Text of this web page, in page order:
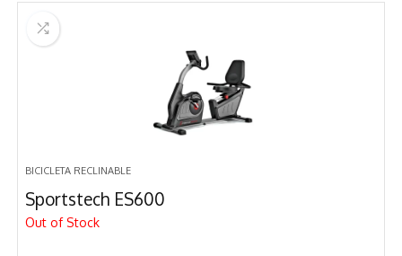
BICICLETA RECLINABLE
Sportstech ES600
Out of Stock